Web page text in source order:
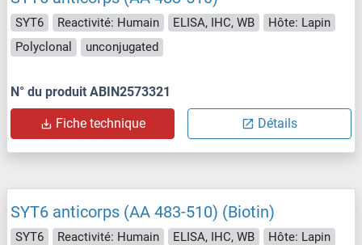
SYT6 Reactivité: Humain ELISA, IHC, WB
Hôte: Lapin
Polyclonal
unconjugated
N° du produit ABIN2573321
Fiche technique Détails
SYT6 anticorps (AA 483-510) (Biotin)
SYT6 Reactivité: Humain ELISA, IHC, WB
Hôte: Lapin